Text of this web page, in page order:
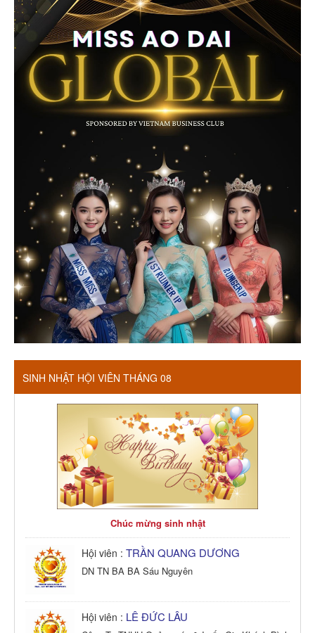
SINH NHẬT HỘI VIÊN THÁNG 08
Chúc mừng sinh nhật
Hội viên : TRẦN QUANG DƯƠNG
DN TN BA BA Sáu Nguyên
Hội viên : LÊ ĐỨC LÂU